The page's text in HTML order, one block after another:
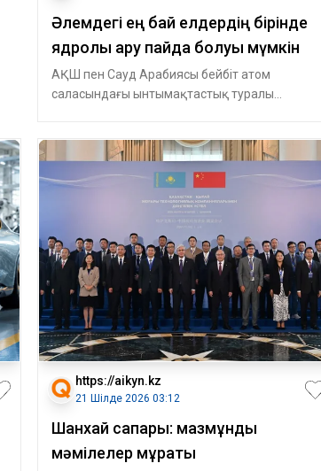
Әлемдегі ең бай елдердің бірінде
ядролық қару пайда болуы мүмкін
АҚШ пен Сауд Арабиясы бейбіт атом
саласындағы ынтымақтастық туралы
https://aikyn.kz
21 Шілде 2026 03:12
Шанхай сапары: мазмұнды
мәмілелер мұраты